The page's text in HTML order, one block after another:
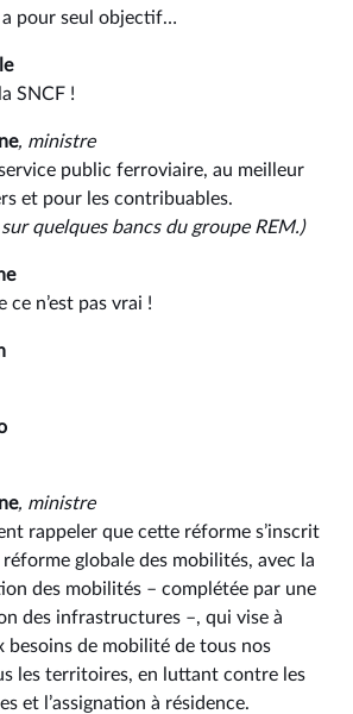
pour seul objectif…
SNCF !
, ministre
public ferroviaire, au meilleur
et pour les contribuables.
quelques bancs du groupe REM.)
ce n’est pas vrai !
, ministre
rappeler que cette réforme s’inscrit
réforme globale des mobilités, avec la
des mobilités –⁠ complétée par une
des infrastructures –, qui vise à
besoins de mobilité de tous nos
les territoires, en luttant contre les
et l’assignation à résidence.